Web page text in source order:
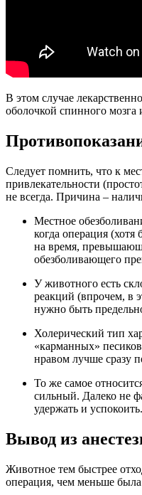
В этом случае
оболочкой спинного
Следует помнить, что к
привлекательности
не всегда. Причина –
Местное
когда операция (хотя
на время,
обезболивающего
У животного есть
реакций (впрочем, в
нужно быть
Холерический тип
«карманных»
нравом лучше сразу
То же самое
сильный. Далеко не
удержать и успокоить.
Вывод из
Животное тем быстрее
операция, чем меньше